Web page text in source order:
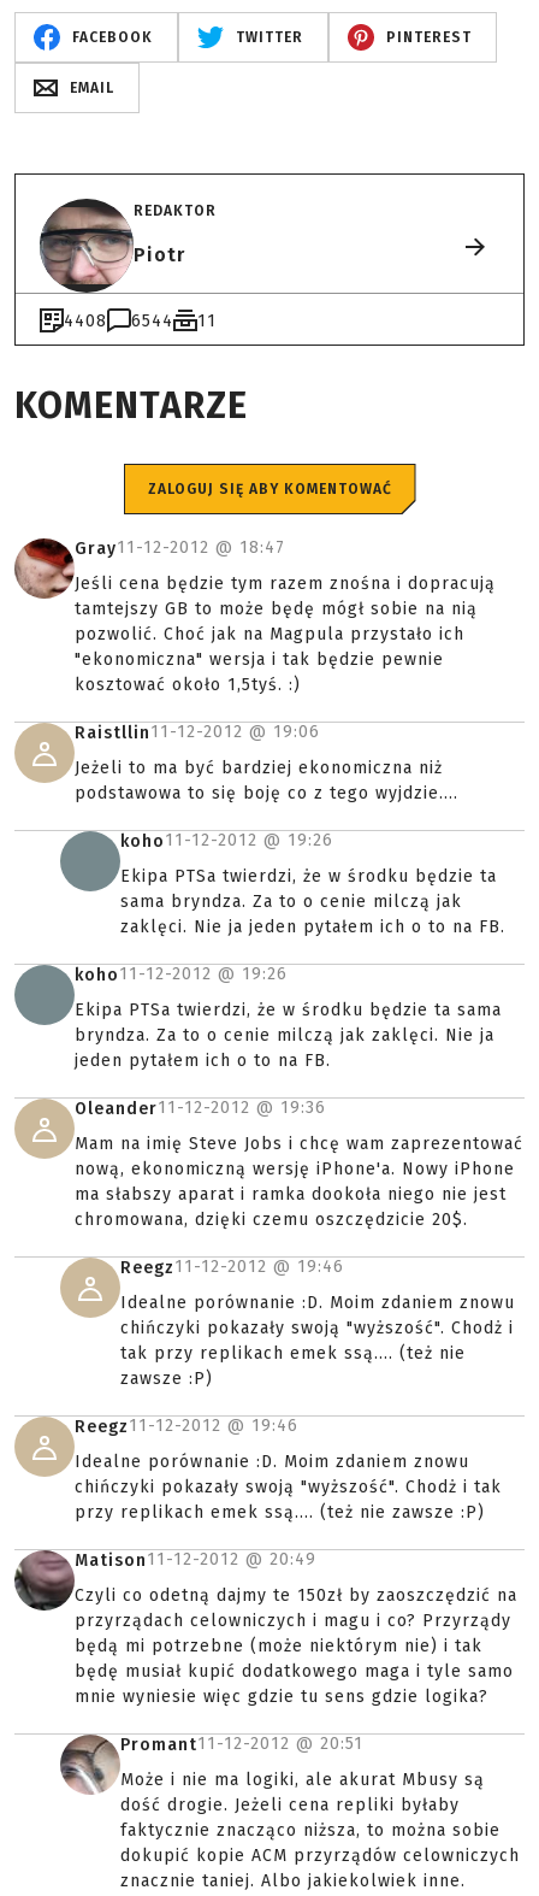
FACEBOOK TWITTER PINTEREST
EMAIL
REDAKTOR
Piotr
4408 6544 11
KOMENTARZE
ZALOGUJ SIĘ ABY KOMENTOWAĆ
Gray11-12-2012 @ 18:47
Jeśli cena będzie tym razem znośna i dopracują
tamtejszy GB to może będę mógł sobie na nią
pozwolić. Choć jak na Magpula przystało ich
"ekonomiczna" wersja i tak będzie pewnie
kosztować około 1,5tyś. :)
Raistllin11-12-2012 @ 19:06
Jeżeli to ma być bardziej ekonomiczna niż
podstawowa to się boję co z tego wyjdzie....
koho11-12-2012 @ 19:26
Ekipa PTSa twierdzi, że w środku będzie ta
sama bryndza. Za to o cenie milczą jak
zaklęci. Nie ja jeden pytałem ich o to na FB.
koho11-12-2012 @ 19:26
Ekipa PTSa twierdzi, że w środku będzie ta sama
bryndza. Za to o cenie milczą jak zaklęci. Nie ja
jeden pytałem ich o to na FB.
Oleander11-12-2012 @ 19:36
Mam na imię Steve Jobs i chcę wam zaprezentować
nową, ekonomiczną wersję iPhone'a. Nowy iPhone
ma słabszy aparat i ramka dookoła niego nie jest
chromowana, dzięki czemu oszczędzicie 20$.
Reegz11-12-2012 @ 19:46
Idealne porównanie :D. Moim zdaniem znowu
chińczyki pokazały swoją "wyższość". Chodż i
tak przy replikach emek ssą.... (też nie
zawsze :P)
Reegz11-12-2012 @ 19:46
Idealne porównanie :D. Moim zdaniem znowu
chińczyki pokazały swoją "wyższość". Chodż i tak
przy replikach emek ssą.... (też nie zawsze :P)
Matison11-12-2012 @ 20:49
Czyli co odetną dajmy te 150zł by zaoszczędzić na
przyrządach celowniczych i magu i co? Przyrządy
będą mi potrzebne (może niektórym nie) i tak
będę musiał kupić dodatkowego maga i tyle samo
mnie wyniesie więc gdzie tu sens gdzie logika?
Promant11-12-2012 @ 20:51
Może i nie ma logiki, ale akurat Mbusy są
dość drogie. Jeżeli cena repliki byłaby
faktycznie znacząco niższa, to można sobie
dokupić kopie ACM przyrządów celowniczych
znacznie taniej. Albo jakiekolwiek inne.